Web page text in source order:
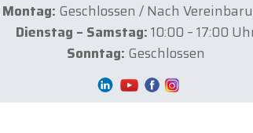
Montag: Geschlossen / Nach
Dienstag – Samstag:10:00 – 17:00
Sonntag: Geschlossen